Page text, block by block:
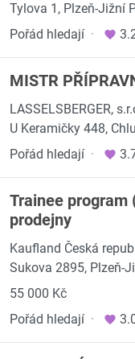
Tylova 1, Plzeň-Jižní
Pořád hledají ·
MISTR
LASSELSBERGER,
U Keramičky 448,
Pořád hledají ·
Trainee program
prodejny
Kaufland Česká
Sukova 2895, Plzeň-
55 000 Kč
Pořád hledají ·